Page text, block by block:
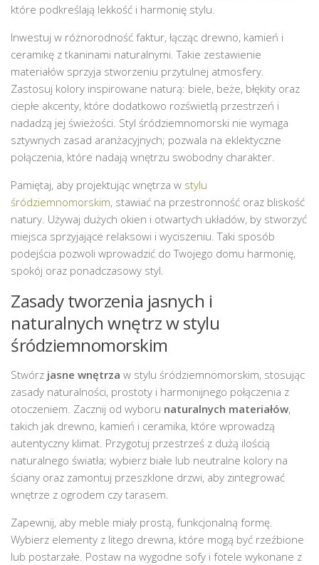
które podkreślają lekkość i harmonię stylu.
Inwestuj w różnorodność faktur, łącząc drewno, kamień i
ceramikę z tkaninami naturalnymi. Takie zestawienie
materiałów sprzyja stworzeniu przytulnej atmosfery.
Zastosuj kolory inspirowane naturą: biele, beże, błękity oraz
ciepłe akcenty, które dodatkowo rozświetlą przestrzeń i
nadadzą jej świeżości. Styl śródziemnomorski nie wymaga
sztywnych zasad aranżacyjnych; pozwala na eklektyczne
połączenia, które nadają wnętrzu swobodny charakter.
Pamiętaj, aby projektując wnętrza w stylu
śródziemnomorskim, stawiać na przestronność oraz bliskość
natury. Używaj dużych okien i otwartych układów, by stworzyć
miejsca sprzyjające relaksowi i wyciszeniu. Taki sposób
podejścia pozwoli wprowadzić do Twojego domu harmonię,
spokój oraz ponadczasowy styl.
Zasady tworzenia jasnych i
naturalnych wnętrz w stylu
śródziemnomorskim
Stwórz jasne wnętrza w stylu śródziemnomorskim, stosując
zasady naturalności, prostoty i harmonijnego połączenia z
otoczeniem. Zacznij od wyboru naturalnych materiałów,
takich jak drewno, kamień i ceramika, które wprowadzą
autentyczny klimat. Przygotuj przestrześ z dużą ilością
naturalnego światła; wybierz białe lub neutralne kolory na
ściany oraz zamontuj przeszklone drzwi, aby zintegrować
wnętrze z ogrodem czy tarasem.
Zapewnij, aby meble miały prostą, funkcjonalną formę.
Wybierz elementy z litego drewna, które mogą być rzeźbione
lub postarzałe. Postaw na wygodne sofy i fotele wykonane z